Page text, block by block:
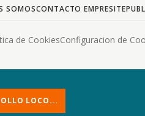
SOMOSCONTACTO EMPRESITE
de CookiesConfiguracion de
LOCO...